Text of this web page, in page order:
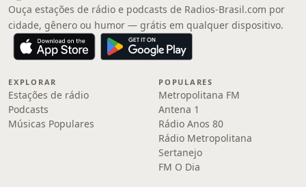
Ouça estações de rádio e podcasts de Radios-Brasil.com por
cidade, gênero ou humor — grátis em qualquer dispositivo.
EXPLORAR
Estações de rádio
Podcasts
Músicas Populares
POPULARES
Metropolitana FM
Antena 1
Rádio Anos 80
Rádio Metropolitana
Sertanejo
FM O Dia